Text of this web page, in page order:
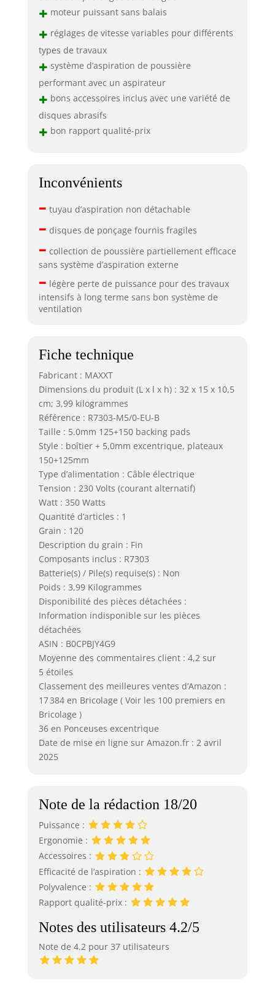
+ moteur puissant sans balais
+ réglages de vitesse variables pour différents
types de travaux
+ système d’aspiration de poussière
performant avec un aspirateur
+ bons accessoires inclus avec une variété de
disques abrasifs
+ bon rapport qualité-prix
Inconvénients
– tuyau d’aspiration non détachable
– disques de ponçage fournis fragiles
– collection de poussière partiellement efficace
sans système d’aspiration externe
– légère perte de puissance pour des travaux
intensifs à long terme sans bon système de
ventilation
Fiche technique
Fabricant : MAXXT
Dimensions du produit (L x l x h) : 32 x 15 x 10,5
cm; 3,99 kilogrammes
Référence : R7303-M5/0-EU-B
Taille : 5.0mm 125+150 backing pads
Style : boîtier + 5,0mm excentrique, plateaux
150+125mm
Type d’alimentation : Câble électrique
Tension : 230 Volts (courant alternatif)
Watt : 350 Watts
Quantité d’articles : 1
Grain : 120
Description du grain : Fin
Composants inclus : R7303
Batterie(s) / Pile(s) requise(s) : Non
Poids : 3,99 Kilogrammes
Disponibilité des pièces détachées :
Information indisponible sur les pièces
détachées
ASIN : B0CPBJY4G9
Moyenne des commentaires client : 4,2 sur
5 étoiles
Classement des meilleures ventes d’Amazon :
17 384 en Bricolage ( Voir les 100 premiers en
Bricolage )
36 en Ponceuses excentrique
Date de mise en ligne sur Amazon.fr : 2 avril
2025
Note de la rédaction 18/20
Puissance :
Ergonomie :
Accessoires :
Efficacité de l’aspiration :
Polyvalence :
Rapport qualité-prix :
Notes des utilisateurs 4.2/5
Note de 4.2 pour 37 utilisateurs